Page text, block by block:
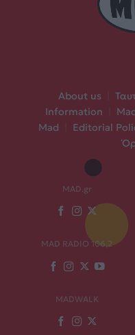
About us
Information
Mad
Editorial
MAD.gr
MAD RADIO 106,2
MADWALK